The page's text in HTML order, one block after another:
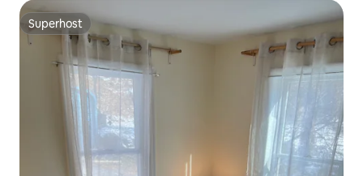
Superhost
Superhost